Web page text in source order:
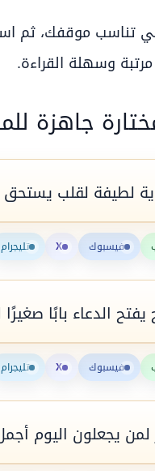
تناسب موقفك، ثم
وسهلة القراءة.
جاهزة
لطيفة لقلب يستحق
فيسبوك X تليجرام
الدعاء بابًا صغيرًا
فيسبوك X تليجرام
لمن يجعلون اليوم